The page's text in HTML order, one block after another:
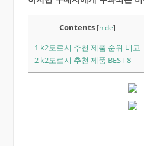
Contents [hide]
1 k2도로시 추천 제품 순위 비교
2k2도로시 추천 제품 BEST 8